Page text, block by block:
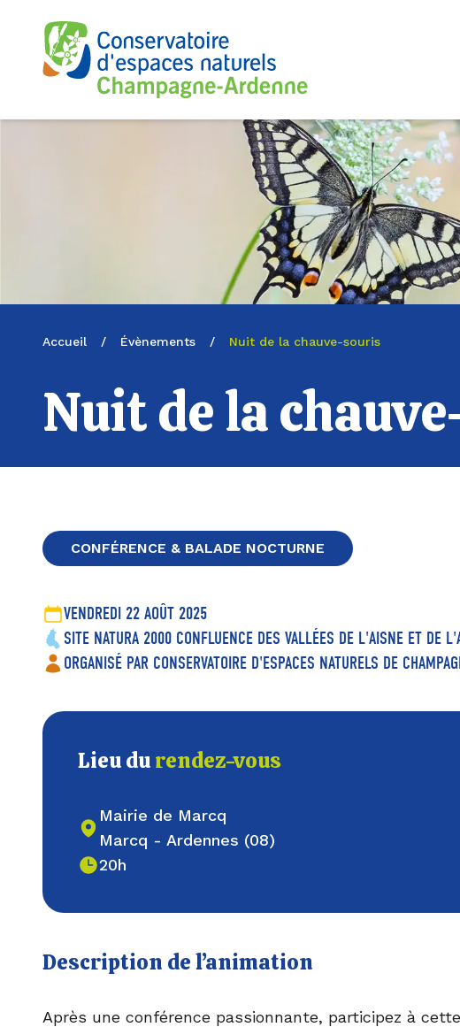
Logo du CENCA
Accueil / Évènements / Nuit de la chauve-souris
Nuit de la
CONFÉRENCE & BALADE NOCTURNE
VENDREDI 22 AOÛT 2025
SITE NATURA 2000 CONFLUENCE DES VALLÉES DE L'AISNE ET DE
ORGANISÉ PAR CONSERVATOIRE D'ESPACES NATURELS DE
Lieu durendez-vous
Mairie de Marcq
Marcq - Ardennes (08)
20h
Description de l’animation
Après une conférence passionnante, participez à